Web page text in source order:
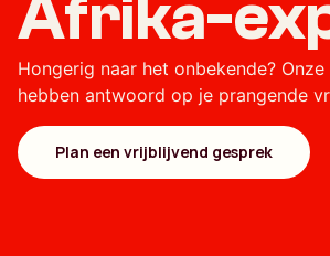
Afrika-
Hongerig naar het onbekende?
hebben antwoord op je prangende
Plan een vrijblijvend gesprek